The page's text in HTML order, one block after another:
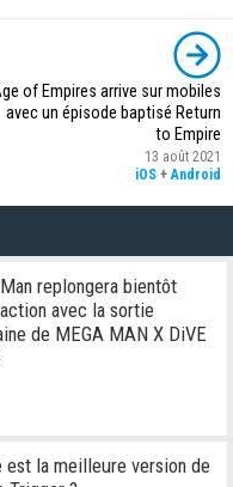
of Empires arrive sur mobiles
avec un épisode baptisé Return
to Empire
13 août 2021
iOS +Android
replongera bientôt
avec la sortie
de MEGA MAN X DiVE
est la meilleure version de